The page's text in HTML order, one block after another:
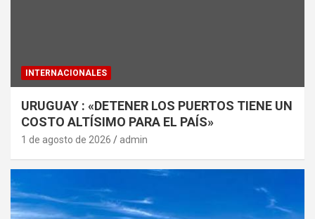
INTERNACIONALES
URUGUAY : «DETENER LOS PUERTOS TIENE UN
COSTO ALTÍSIMO PARA EL PAÍS»
1 de agosto de 2026 admin